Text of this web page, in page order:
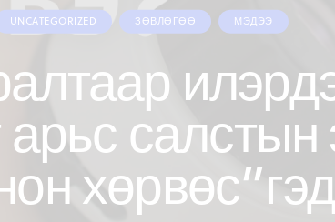
UNCATEGORIZED ЗӨВЛӨГӨӨ МЭДЭЭ
салстын